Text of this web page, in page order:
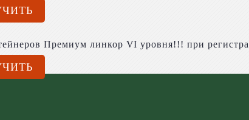
Премиум линкор VI уровня!!! при